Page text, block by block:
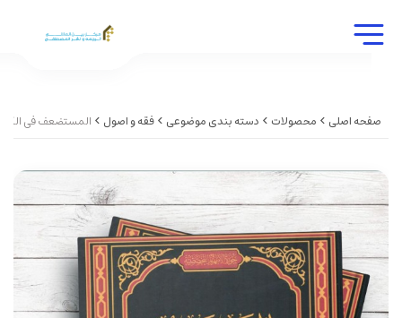
صفحه اصلی محصولات دسته بندی موضوعی فقه و اصول المستضعف فی